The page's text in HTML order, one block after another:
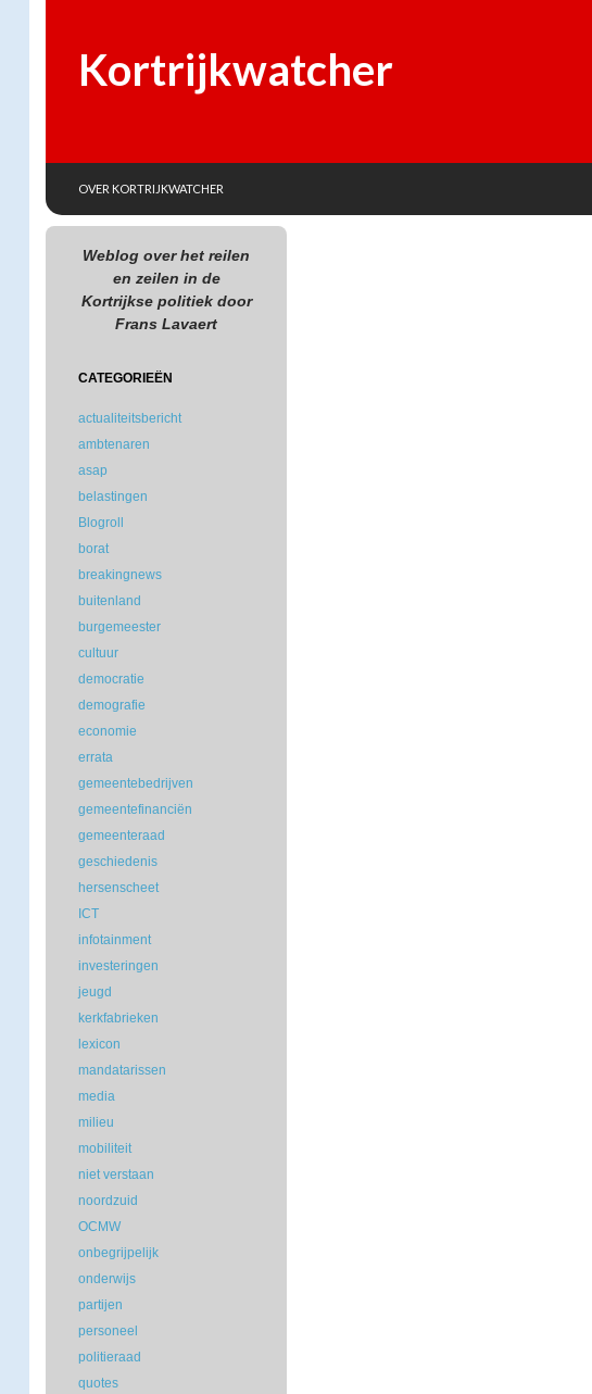
Kortrijkwatcher
OVER KORTRIJKWATCHER
Weblog over het reilen
en zeilen in de
Kortrijkse politiek door
Frans Lavaert
CATEGORIEËN
actualiteitsbericht
ambtenaren
asap
belastingen
Blogroll
borat
breakingnews
buitenland
burgemeester
cultuur
democratie
demografie
economie
errata
gemeentebedrijven
gemeentefinanciën
gemeenteraad
geschiedenis
hersenscheet
ICT
infotainment
investeringen
jeugd
kerkfabrieken
lexicon
mandatarissen
media
milieu
mobiliteit
niet verstaan
noordzuid
OCMW
onbegrijpelijk
onderwijs
partijen
personeel
politieraad
quotes